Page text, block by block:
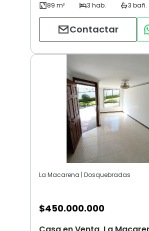
Contactar
La Macarena | Dosquebradas
$450.000.000